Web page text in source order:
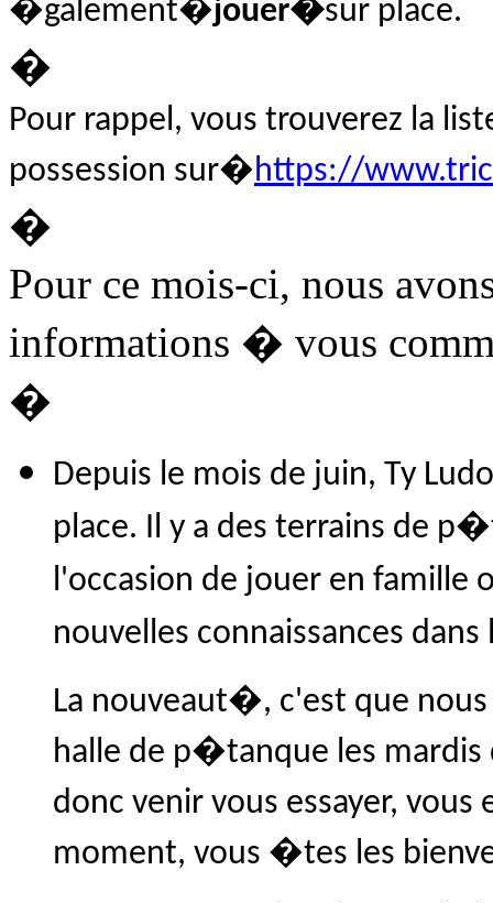
�galement�jouer�sur place.
�
Pour rappel, vous trouverez la
possession sur�https://
�
Pour ce mois-ci, nous
informations � vous
�
Depuis le mois de juin, Ty
place. Il y a des terrains de
l'occasion de jouer en famille
nouvelles connaissances
La nouveaut�, c'est que
halle de p�tanque les mardis
donc venir vous essayer,
moment, vous �tes les